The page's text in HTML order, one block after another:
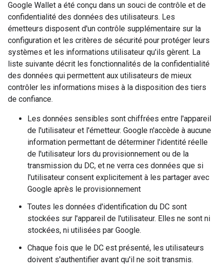
Google Wallet a été conçu dans un souci de contrôle et de
confidentialité des données des utilisateurs. Les
émetteurs disposent d'un contrôle supplémentaire sur la
configuration et les critères de sécurité pour protéger leurs
systèmes et les informations utilisateur qu'ils gèrent. La
liste suivante décrit les fonctionnalités de la confidentialité
des données qui permettent aux utilisateurs de mieux
contrôler les informations mises à la disposition des tiers
de confiance.
Les données sensibles sont chiffrées entre l'appareil
de l'utilisateur et l'émetteur. Google n'accède à aucune
information permettant de déterminer l'identité réelle
de l'utilisateur lors du provisionnement ou de la
transmission du DC, et ne verra ces données que si
l'utilisateur consent explicitement à les partager avec
Google après le provisionnement
Toutes les données d'identification du DC sont
stockées sur l'appareil de l'utilisateur. Elles ne sont ni
stockées, ni utilisées par Google.
Chaque fois que le DC est présenté, les utilisateurs
doivent s'authentifier avant qu'il ne soit transmis.